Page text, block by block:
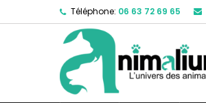
Téléphone: 06 63 72 69 65